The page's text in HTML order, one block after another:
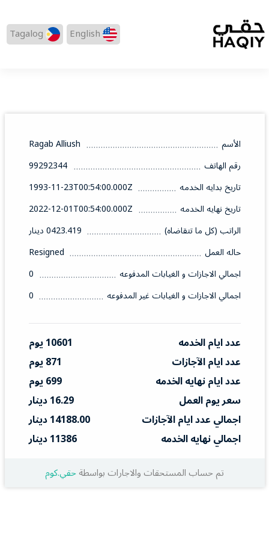
English
Tagalog
الأسم
Ragab Alliush
رقم الهاتف
99292344
تاريخ بدايه الخدمه
1993-11-23T00:54:00.000Z
تاريخ نهايه الخدمه
2022-12-01T00:54:00.000Z
الراتب (كل ما تتقاضاه)
0423.419 دينار
حاله العمل
Resigned
اجمالي الاجازات و الغيابات المدفوعه
0
اجمالي الاجازات و الغيابات غير المدفوعه
0
عدد ايام الخدمه
10601 يوم
عدد ايام الآجازات
871 يوم
عدد ايام نهايه الخدمه
699 يوم
سعر يوم العمل
16.29 دينار
اجمالي عدد ايام الآجازات
14188.00 دينار
اجمالي نهايه الخدمه
11386 دينار
تم حساب المستحقات والاجارات بواسطةحقي.كوم